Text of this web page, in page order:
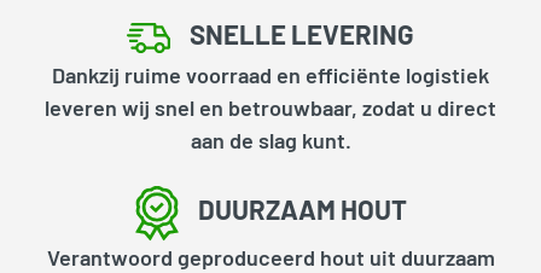
SNELLE LEVERING
Dankzij ruime voorraad en efficiënte logistiek
leveren wij snel en betrouwbaar, zodat u direct
aan de slag kunt.
DUURZAAM HOUT
Verantwoord geproduceerd hout uit duurzaam